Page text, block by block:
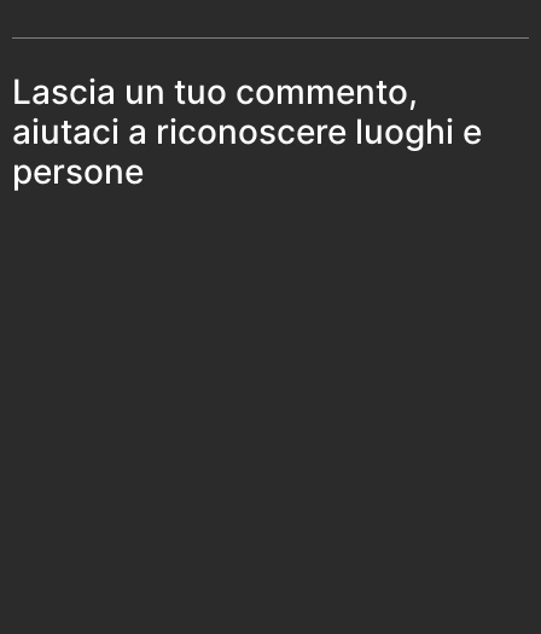
Lascia un tuo commento,
aiutaci a riconoscere luoghi e
persone